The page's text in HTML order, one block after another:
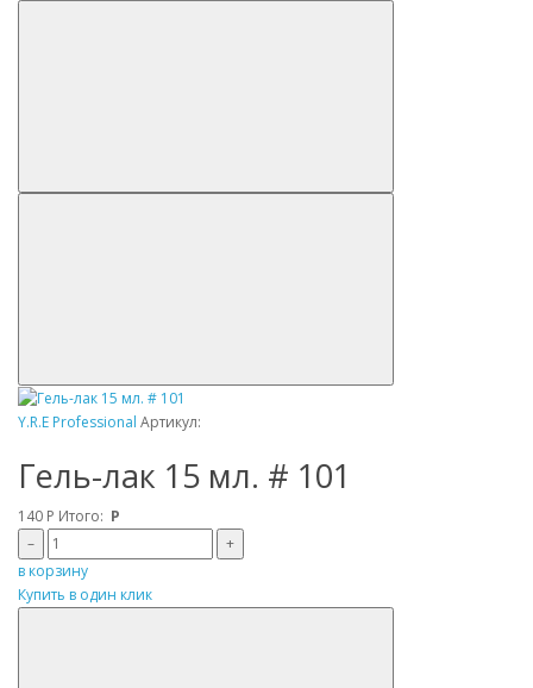
Y.R.E Professional Артикул:
Гель-лак 15 мл. # 101
140 Р Итого: Р
–
+
в корзину
Купить в один клик